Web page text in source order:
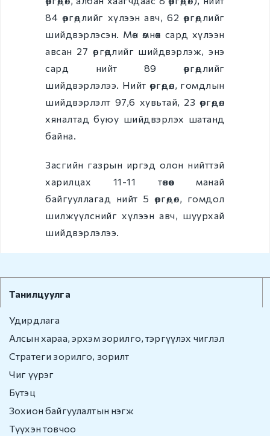
Гадаадын иргэнийг
Монгол Улсаас
гарaхыг сануулах
Гадаадын иргэнийг
Монгол Улсаас
албадан гаргах
e-zasag.mn
мэдээлэл
Үйл ажиллагаа
Хүний нөөц
ажиллагаа
ажиллагаа
Нээлттэй өгөгдөл
84 өргөдлийг хүлээн авч, 62 өргөдлийг
шийдвэрлэсэн. Мөн өмнөх сард хүлээн
авсан 27 өргөдлийг шийдвэрлэж, энэ
сард нийт 89 өргөдлийг
шийдвэрлэлээ. Нийт өргөдөл, гомдлын
шийдвэрлэлт 97,6 хувьтай, 23 өргөдөл
хяналтад буюу шийдвэрлэх шатанд
байна.
Засгийн газрын иргэд олон нийттэй
харилцах 11-11 төвөөс манай
байгууллагад нийт 5 өргөдөл, гомдол
шилжүүлснийг хүлээн авч, шуурхай
шийдвэрлэлээ.
Танилцуулга
Удирдлага
Алсын хараа, эрхэм зорилго, тэргүүлэх чиглэл
Стратеги зорилго, зорилт
Чиг үүрэг
Бүтэц
Зохион байгуулалтын нэгж
Түүхэн товчоо